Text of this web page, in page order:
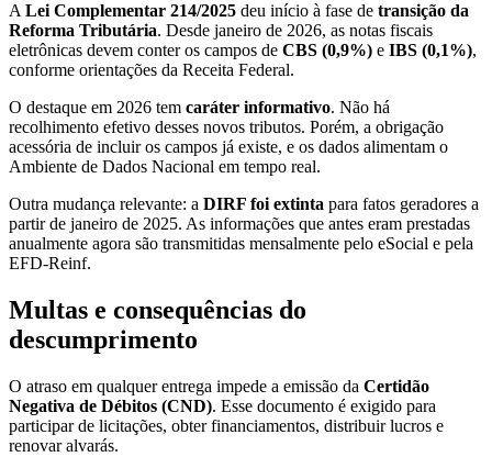
ALei Complementar 214/2025 deu início à fase de transição da
Reforma Tributária. Desde janeiro de 2026, as notas fiscais
eletrônicas devem conter os campos de CBS (0,9%) e IBS (0,1%),
conforme orientações da Receita Federal.
O destaque em 2026 tem caráter informativo. Não há
recolhimento efetivo desses novos tributos. Porém, a obrigação
acessória de incluir os campos já existe, e os dados alimentam o
Ambiente de Dados Nacional em tempo real.
Outra mudança relevante: a DIRF foi extinta para fatos geradores a
partir de janeiro de 2025. As informações que antes eram prestadas
anualmente agora são transmitidas mensalmente pelo eSocial e pela
EFD-Reinf.
Multas e consequências do
descumprimento
O atraso em qualquer entrega impede a emissão da Certidão
Negativa de Débitos (CND). Esse documento é exigido para
participar de licitações, obter financiamentos, distribuir lucros e
renovar alvarás.